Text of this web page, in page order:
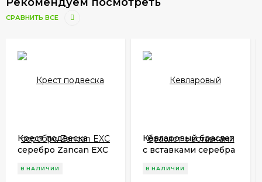
СРАВНИТЬ ВСЕ
Крест подвеска
серебро Zancan EXC
В НАЛИЧИИ
Кевларовый браслет
с вставками серебра
В НАЛИЧИИ